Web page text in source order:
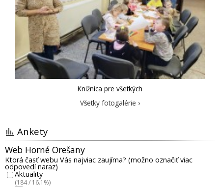
Knižnica pre všetkých
Všetky fotogalérie ›
Ankety
Web Horné Orešany
Ktorá časť webu Vás najviac zaujíma? (možno označiť viac
odpovedí naraz)
Aktuality
(184 / 16.1%)